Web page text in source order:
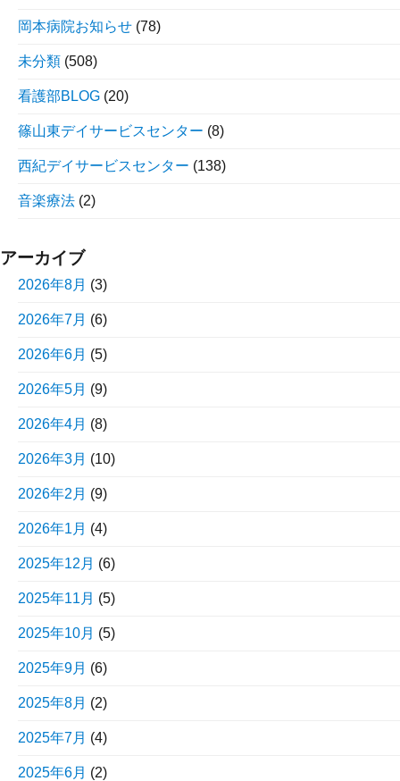
岡本病院お知らせ (78)
未分類 (508)
看護部BLOG (20)
篠山東デイサービスセンター (8)
西紀デイサービスセンター (138)
音楽療法 (2)
アーカイブ
2026年8月 (3)
2026年7月 (6)
2026年6月 (5)
2026年5月 (9)
2026年4月 (8)
2026年3月 (10)
2026年2月 (9)
2026年1月 (4)
2025年12月 (6)
2025年11月 (5)
2025年10月 (5)
2025年9月 (6)
2025年8月 (2)
2025年7月 (4)
2025年6月 (2)